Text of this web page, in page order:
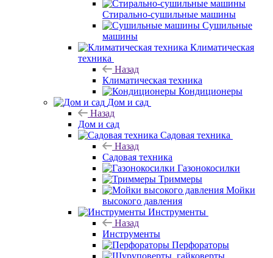
Стирально-сушильные машины
Сушильные
машины
Климатическая
техника
Назад
Климатическая техника
Кондиционеры
Дом и сад
Назад
Дом и сад
Садовая техника
Назад
Садовая техника
Газонокосилки
Триммеры
Мойки
высокого давления
Инструменты
Назад
Инструменты
Перфораторы